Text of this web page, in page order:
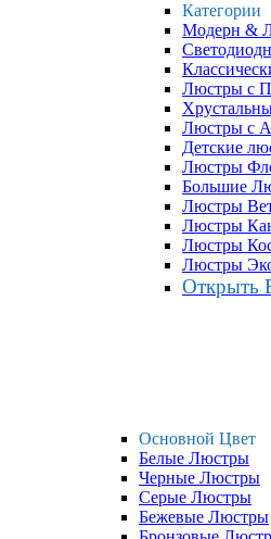
Категории
Модерн &
Люстры с
Люстры с
Детские
Люстры
Большие
Люстры
Люстры
Люстры
Люстры
Открыть
Основной Цвет
Белые Люстры
Черные Люстры
Серые Люстры
Бежевые Люстры